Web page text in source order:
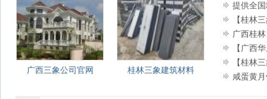
广西三象公司官网 桂林三象建筑材料
提供全
【桂林
广西桂
姑娘、海
【广西
根、广西
【桂林
咸蛋黄